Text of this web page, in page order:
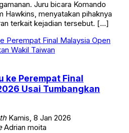
Juru bicara Komando
Hawkins, menyatakan pihaknya
terkait kejadian tersebut. […]
ke Perempat Final
Usai Tumbangkan
Kamis, 8 Jan 2026
Adrian moita